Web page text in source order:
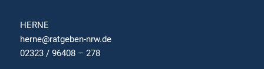
HERNE
herne@ratgeben-nrw.de
02323 / 96408 – 278